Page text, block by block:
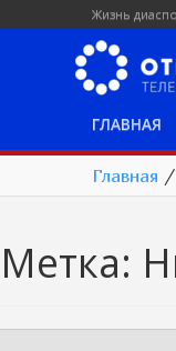
Жизнь
ГЛАВНАЯ
Главная /
Метка: